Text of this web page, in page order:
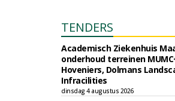
TENDERS
Academisch Ziekenhuis
onderhoud terreinen
Hoveniers, Dolmans
Infracilities
dinsdag 4 augustus 2026